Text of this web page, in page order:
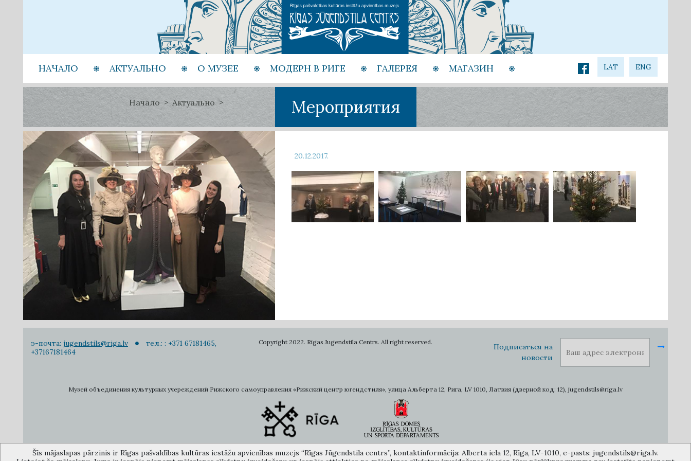
НАЧАЛО АКТУАЛЬНО О МУЗЕЕ МОДЕРН В РИГЕ ГАЛЕРЕЯ МАГАЗИН LAT ENG
Начало Актуально Мероприятия
20.12.2017.
э-почта: jugendstils@riga.lv
тел.: : +371 67181465,
+37167181464
Copyright 2022. Rigas Jugendstila Centrs. All right reserved.
Подписаться на
новости
Музей объединения культурных учереждений Рижского самоуправления «Рижский центр югендстиля», улица Альберта 12, Рига, LV 1010, Латвия (дверной код: 12), jugendstils@riga.lv
Šīs mājaslapas pārzinis ir Rīgas pašvaldības kultūras iestāžu apvienības muzejs “Rīgas Jūgendstila centrs”, kontaktinformācija: Alberta iela 12, Rīga, LV-1010, e-pasts: jugendstils@riga.lv.